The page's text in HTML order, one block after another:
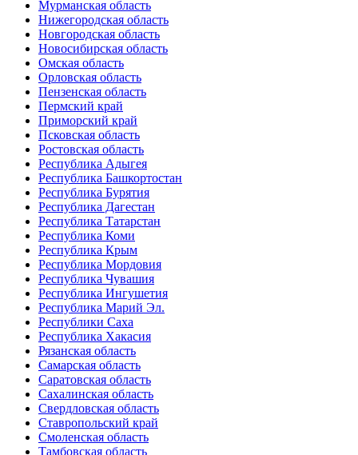
Мурманская область
Нижегородская область
Новгородская область
Новосибирская область
Омская область
Орловская область
Пензенская область
Пермский край
Приморский край
Псковская область
Ростовская область
Республика Адыгея
Республика Башкортостан
Республика Бурятия
Республика Дагестан
Республика Татарстан
Республика Коми
Республика Крым
Республика Мордовия
Республика Чувашия
Республика Ингушетия
Республика Марий Эл.
Республики Саха
Республика Хакасия
Рязанская область
Самарская область
Саратовская область
Сахалинская область
Свердловская область
Ставропольский край
Смоленская область
Тамбовская область